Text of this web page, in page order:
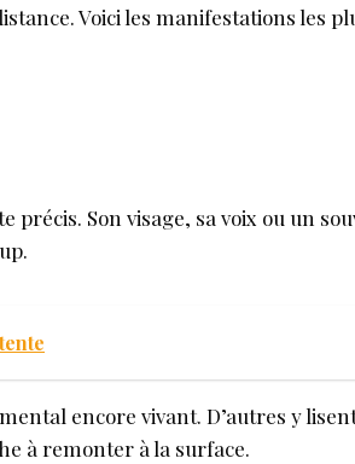
Voici les manifestations les
Son visage, sa voix ou un
encore vivant. D’autres y
à remonter à la surface.